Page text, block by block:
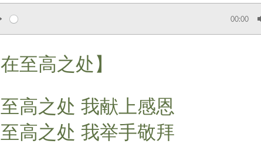
a
00:00
在至高之处】
高之处 我献上感恩
高之处 我举手敬拜